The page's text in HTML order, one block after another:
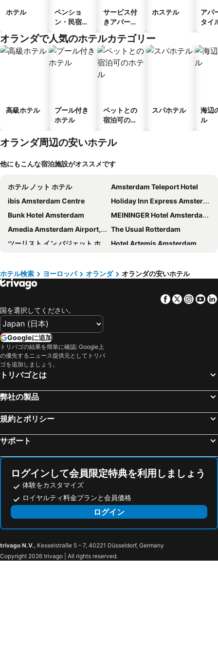
ホテル
ペンショ
ン・民宿・
ス
サービス付
きアパート
ホステル
アパ
タイ
オランダで人気のホテルカテゴリー
高級ホテル
プール付き
ホテル
ペットとの
宿泊可のホ
スパホテル
海辺
ル
オランダ周辺の安いホテル
他にもこんな宿泊施設がオススメです
ホテル ノット ホテル
Amsterdam Teleport Hotel
ibis Amsterdam Centre
Holiday Inn Express Amsterdam - North Riverside By Ihg
Bunk Hotel Amsterdam
MEININGER Hotel Amsterdam City West
Amedia Amsterdam Airport, Trademark Collection By Wyndham
The Usual Rotterdam
ツーリスト イン バジェット ホテル - ホステル
Hotel Artemis Amsterdam
ヴォルクスホテル
citizenM Schiphol Airport
Holiday Inn Express Amsterdam - Arena Towers by IHG
XO Hotels Park West
MEININGER Hotel Amsterdam Amstel
コートヤード バイ マリオット アムステルダム エアポート
デ ベッドステー ブティック カプセルズ
ホテル オークラ アムステルダム
Holiday Inn Amsterdam - Arena Towers by IHG
InterContinental Amstel Amsterdam by IHG
XO Hotels City Centre
ibis Amsterdam Centre Stopera
Rotterdam Teleport Hotel
アイエヌケー ホテル アムステルダム Mギャラリー by ソフィテル
Diamond Capsule Hotel Amsterdam South
a&o Rotterdam
Westlake Hotels Amsterdam
ホテル エセレーア
Hotel Torenzicht
ノボテル アムステルダム シホル エアポート
OZO Hotels Arena Amsterdam
Fletcher Hotel-Restaurant Oud London
Hotel Ernst Sillem Hoeve
ホテル検索 ヨーロッパ オランダ オランダの安いホテル
Facebook
Twitter
国を選択してください。
Googleに追加
トリバゴの結果を簡単に確認: Google上
の優先するニュース提供元としてトリバ
ゴを追加しましょう。
トリバゴとは
弊社の製品
規約とポリシー
サポート
ログインして会員限定特典を利用しましょう
体験をカスタマイズ
ロイヤルティ料金プランと会員価格
ログイン
trivago N.V., Kesselstraße 5 – 7, 40221 Düsseldorf, Germany
Copyright 2026 trivago | All rights reserved.